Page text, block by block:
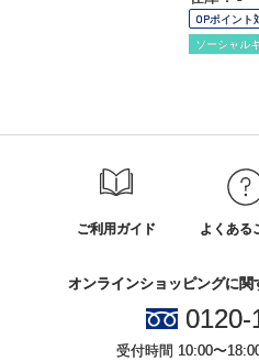
OPポイント
ソーシャル
ご利用ガイド よくある
オンラインショッピングに
0120-
受付時間 10:00〜